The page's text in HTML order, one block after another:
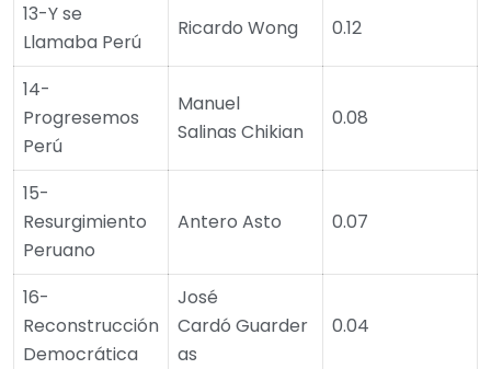
13-Y se
Llamaba Perú
Ricardo Wong 0.12
14-
Progresemos
Perú
Manuel
Salinas Chikian
0.08
15-
Resurgimiento
Peruano
Antero Asto 0.07
16-
Reconstrucción
Democrática
José
Cardó Guarder
as
0.04